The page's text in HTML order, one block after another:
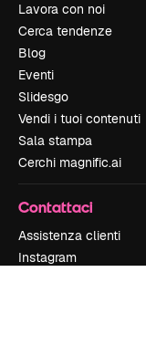
Lavora con noi
Cerca tendenze
Blog
Eventi
Slidesgo
Vendi i tuoi contenuti
Sala stampa
Cerchi magnific.ai
Contattaci
Assistenza clienti
Instagram